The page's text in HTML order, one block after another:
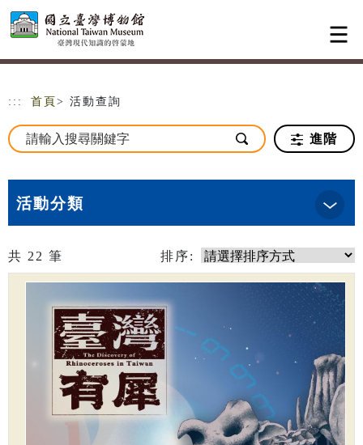
跳到主要內容
網站導覽
::: 首頁 > 活動查詢
進階
活動分類
共 22 筆 排序: